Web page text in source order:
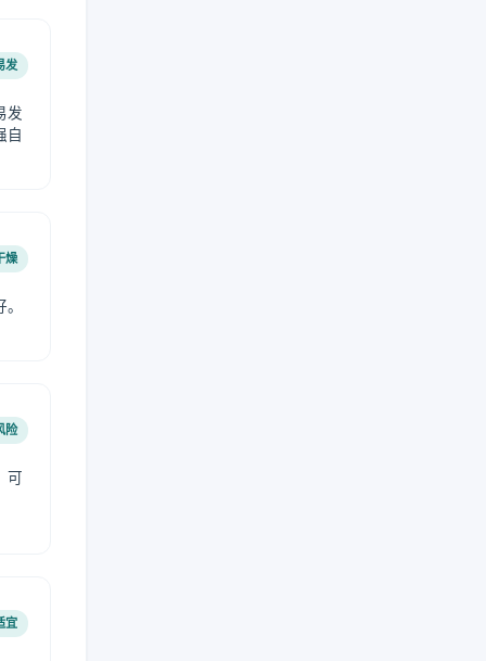
发
发
自
燥
险
可
宜